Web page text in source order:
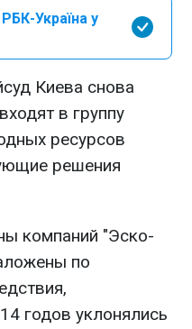
РБК-Україна у
Киева снова
в группу
ресурсов
решения
компаний "Эско-
по
годов уклонялись